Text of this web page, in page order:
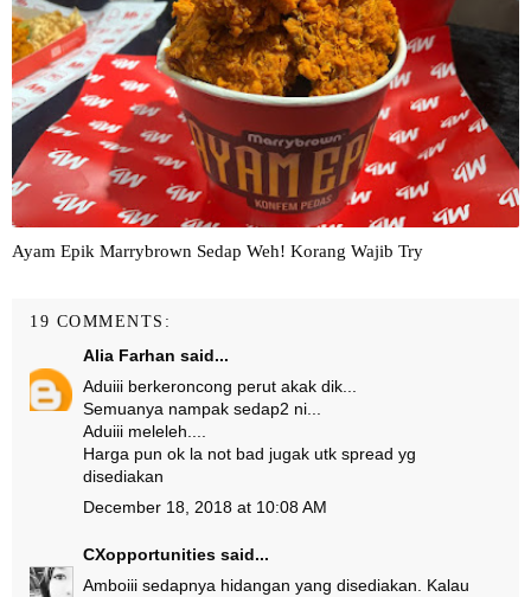
Ayam Epik Marrybrown Sedap Weh! Korang Wajib Try
19 COMMENTS:
Alia Farhan said...
Aduiii berkeroncong perut akak dik...
Semuanya nampak sedap2 ni...
Aduiii meleleh....
Harga pun ok la not bad jugak utk spread yg
disediakan
December 18, 2018 at 10:08 AM
CXopportunities said...
Amboiii sedapnya hidangan yang disediakan. Kalau